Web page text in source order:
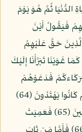
الدُّنْيَا ثُمَّ هُوَ يَوْمَ
وَيَوْمَ يُنَادِيهِمْ فَيَقُولُ أَيْنَ
تَزْعُمُونَ (62) قَالَ الَّذِينَ حَقَّ عَلَيْهِمُ
غَوَيْنَا تَبَرَّأْنَا إِلَيْكَ
وَقِيلَ ادْعُوا شُرَكَاءكُمْ فَدَعَوْهُمْ
فَلَمْ يَسْتَجِيبُوا لَهُمْ وَرَأَوُا الْعَذَابَ لَوْ أَنَّهُمْ كَانُوا يَهْتَدُونَ (64)
وَيَوْمَ يُنَادِيهِمْ فَيَقُولُ مَاذَا أَجَبْتُمُ الْمُرْسَلِينَ (65) فَعَمِيَتْ